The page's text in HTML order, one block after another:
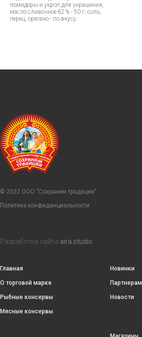
помидоры и укроп для украшения;
масло сливочное 82% - 50 г; соль,
перец, орегано - по вкусу.
© 2022 ООО "Сохраним традиции"
Политика конфиденциальности
Разработка сайта aira.studio
Главная
О торговой марке
Рыбные консервы
Мясные консервы
Новинки
Партнерам
Новости